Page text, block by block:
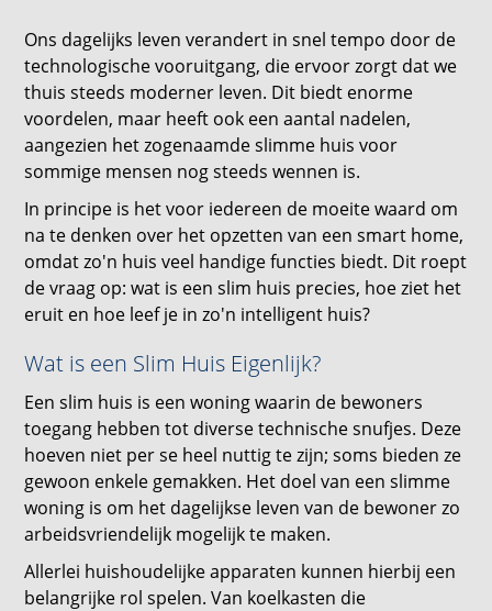
Ons dagelijks leven verandert in snel tempo door de
technologische vooruitgang, die ervoor zorgt dat we
thuis steeds moderner leven. Dit biedt enorme
voordelen, maar heeft ook een aantal nadelen,
aangezien het zogenaamde slimme huis voor
sommige mensen nog steeds wennen is.
In principe is het voor iedereen de moeite waard om
na te denken over het opzetten van een smart home,
omdat zo'n huis veel handige functies biedt. Dit roept
de vraag op: wat is een slim huis precies, hoe ziet het
eruit en hoe leef je in zo'n intelligent huis?
Wat is een Slim Huis Eigenlijk?
Een slim huis is een woning waarin de bewoners
toegang hebben tot diverse technische snufjes. Deze
hoeven niet per se heel nuttig te zijn; soms bieden ze
gewoon enkele gemakken. Het doel van een slimme
woning is om het dagelijkse leven van de bewoner zo
arbeidsvriendelijk mogelijk te maken.
Allerlei huishoudelijke apparaten kunnen hierbij een
belangrijke rol spelen. Van koelkasten die